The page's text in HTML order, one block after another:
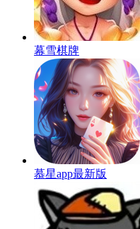
幕雪棋牌
慕星app最新版